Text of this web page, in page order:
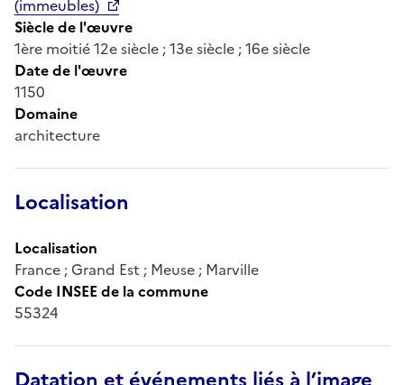
(immeubles)
Siècle de l'œuvre
1ère moitié 12e siècle ; 13e siècle ; 16e siècle
Date de l'œuvre
1150
Domaine
architecture
Localisation
Localisation
France ; Grand Est ; Meuse ; Marville
Code INSEE de la commune
55324